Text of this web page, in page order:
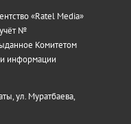
«Ratel Media»
№
Комитетом
информации
ул. Муратбаева,